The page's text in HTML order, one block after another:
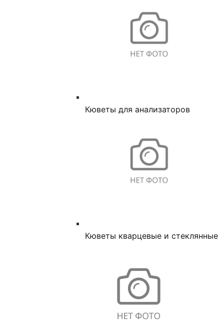
Кюветы для анализаторов
Кюветы кварцевые и стеклянные